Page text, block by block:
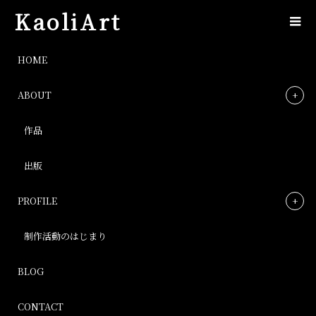
KaoliArt
HOME
ABOUT
作品
出版
PROFILE
制作活動のはじまり
BLOG
CONTACT
IMG_0970
Post